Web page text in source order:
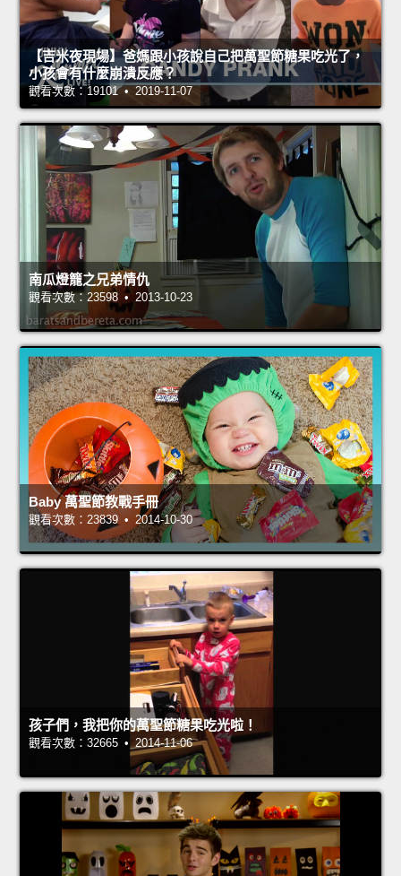
【吉米夜現場】爸媽跟小孩說自己把萬聖節糖果吃光了，
小孩會有什麼崩潰反應？
觀看次數：19101 • 2019-11-07
南瓜燈籠之兄弟情仇
觀看次數：23598 • 2013-10-23
Baby 萬聖節教戰手冊
觀看次數：23839 • 2014-10-30
孩子們，我把你的萬聖節糖果吃光啦！
觀看次數：32665 • 2014-11-06